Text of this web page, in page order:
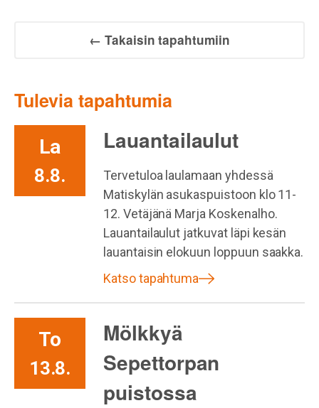
← Takaisin tapahtumiin
Tulevia tapahtumia
La
8.8.
Lauantailaulut
Tervetuloa laulamaan yhdessä
Matiskylän asukaspuistoon klo 11-
12. Vetäjänä Marja Koskenalho.
Lauantailaulut jatkuvat läpi kesän
lauantaisin elokuun loppuun saakka.
Katso tapahtuma
To
13.8.
Mölkkyä
Sepettorpan
puistossa